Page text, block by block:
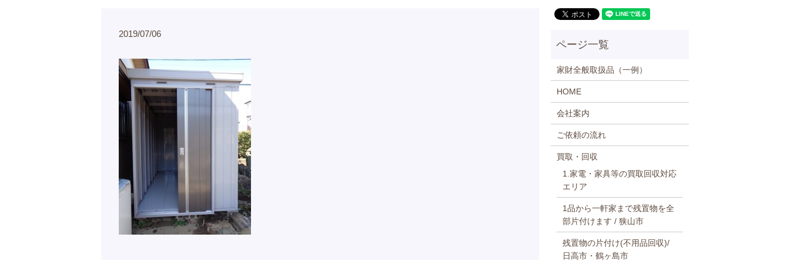
2019/07/06
家財全般取扱品（一例）
HOME
会社案内
ご依頼の流れ
買取・回収
1.家電・家具等の買取回収対応
エリア
1品から一軒家まで残置物を全
部片付けます / 狭山市
残置物の片付け(不用品回収)/
日高市・鶴ヶ島市